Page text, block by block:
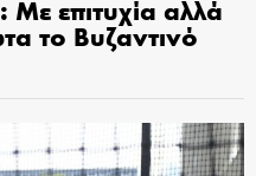
επιτυχία αλλά
το Βυζαντινό